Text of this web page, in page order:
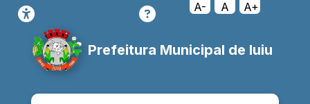
A- A A+
Prefeitura Municipal de Iuiu